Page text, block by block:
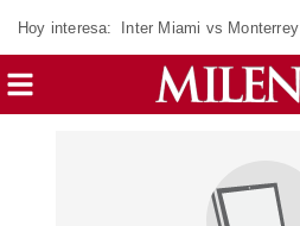
Hoy interesa: Inter Miami vs Monterrey